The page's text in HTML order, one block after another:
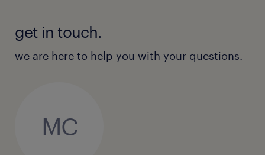
get in touch.
we are here to help you with your questions.
MC